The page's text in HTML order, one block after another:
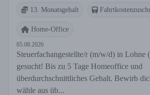
13. Monatsgehalt
Home-Office
05.08.2026
Steuerfachangestellte/r (m/w/d) in Lohne
gesucht! Bis zu 5 Tage Homeoffice und
überdurchschnittliches Gehalt. Bewirb
wähle aus üb...